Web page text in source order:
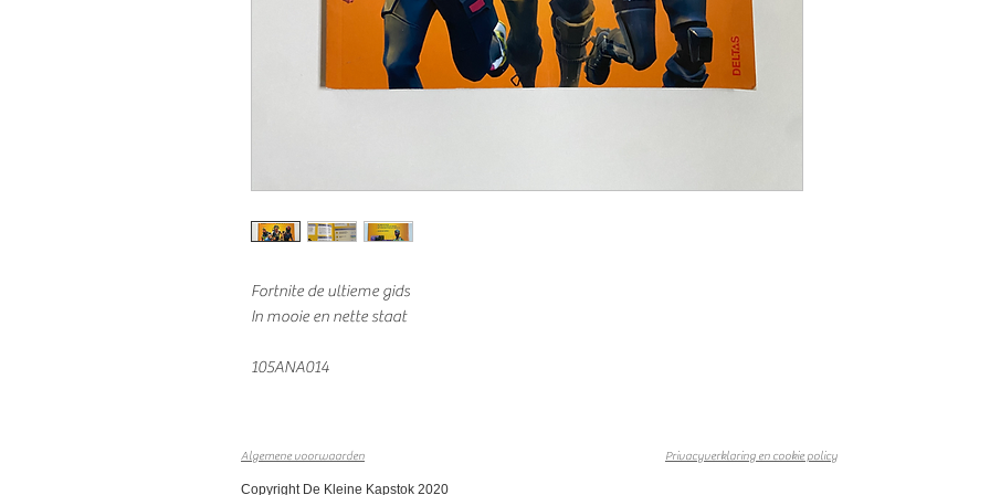
Fortnite de ultieme gids
In mooie en nette staat
105ANA014
Algemene voorwaarden Privacyverklaring en cookie policy
Copyright De Kleine Kapstok 2020